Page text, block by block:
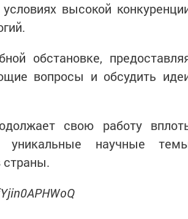
высокой
обстановке,
вопросы и обсудить
свою работу
уникальные научные
страны.